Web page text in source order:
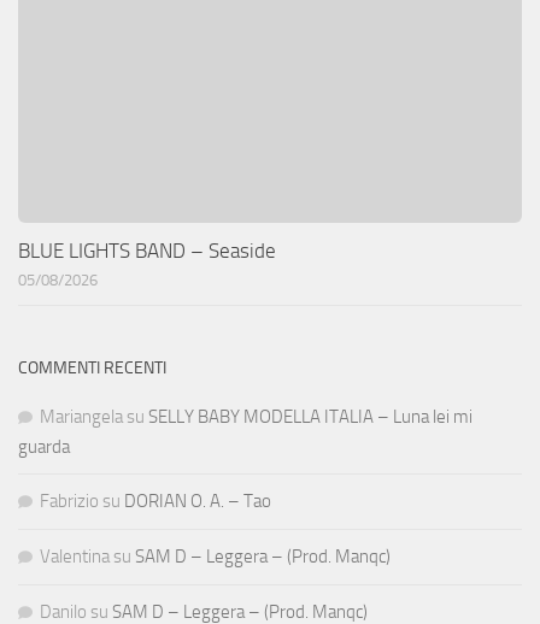
BLUE LIGHTS BAND – Seaside
05/08/2026
COMMENTI RECENTI
Mariangela su SELLY BABY MODELLA ITALIA – Luna lei mi
guarda
Fabrizio su DORIAN O. A. – Tao
Valentina su SAM D – Leggera – (Prod. Manqc)
Danilo su SAM D – Leggera – (Prod. Manqc)